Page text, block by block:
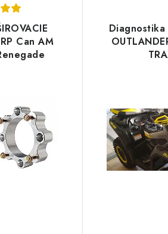
Can AM
Diagnostika